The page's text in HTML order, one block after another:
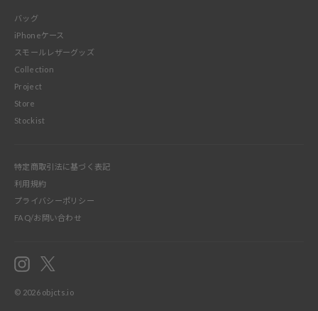
バッグ
iPhoneケース
スモールレザーグッズ
Collection
Project
Store
Stockist
特定商取引法に基づく表記
利用規約
プライバシーポリシー
FAQ/お問い合わせ
Instagram
© 2026 objcts.io